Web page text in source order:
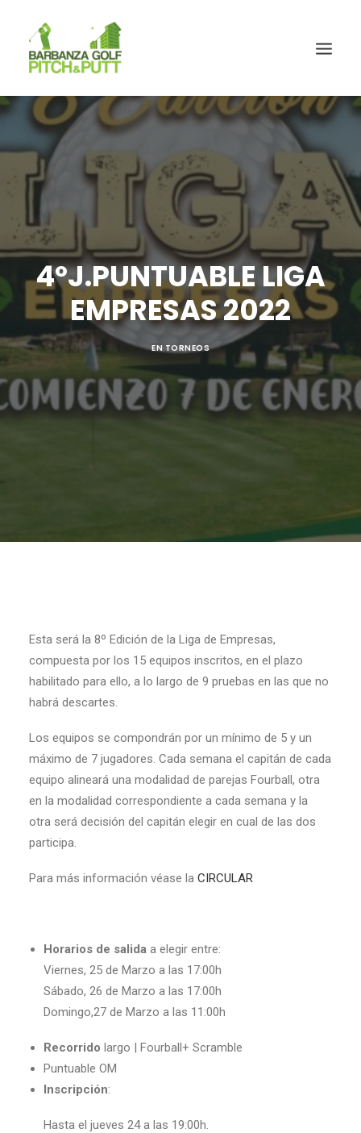
4ºJ.PUNTUABLE LIGA
EMPRESAS 2022
EN TORNEOS
Esta será la 8º Edición de la Liga de Empresas,
compuesta por los 15 equipos inscritos, en el plazo
habilitado para ello, a lo largo de 9 pruebas en las que no
habrá descartes.
Los equipos se compondrán por un mínimo de 5 y un
máximo de 7 jugadores. Cada semana el capitán de cada
equipo alineará una modalidad de parejas Fourball, otra
en la modalidad correspondiente a cada semana y la
otra será decisión del capitán elegir en cual de las dos
participa.
Para más información véase la CIRCULAR
Horarios de salida a elegir entre:
Viernes, 25 de Marzo a las 17:00h
Sábado, 26 de Marzo a las 17:00h
Domingo,27 de Marzo a las 11:00h
Recorrido largo | Fourball+ Scramble
Puntuable OM
Inscripción:
Hasta el jueves 24 a las 19:00h.